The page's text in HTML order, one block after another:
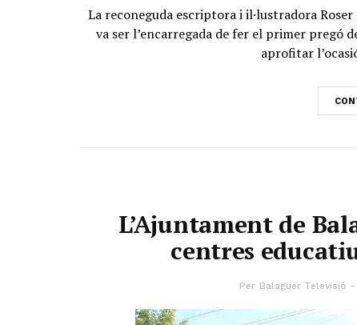
La reconeguda escriptora i il·lustradora
va ser l’encarregada de fer el primer pregó
aprofitar
L’Ajuntament de
centres
Per Balaguer Televisió